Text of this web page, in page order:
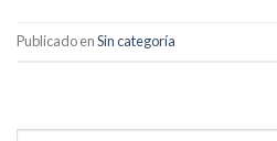
Publicado enSin categoría